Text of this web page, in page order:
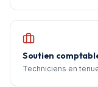
Soutien
Techniciens en